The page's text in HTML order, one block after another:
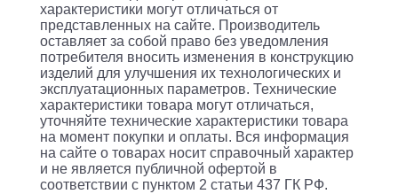
23
(200
визиток)
вклад.:100шт.
пластик
серебристый
характеристики могут отличаться от
представленных на сайте. Производитель
оставляет за собой право без уведомления
потребителя вносить изменения в конструкцию
изделий для улучшения их технологических и
эксплуатационных параметров. Технические
характеристики товара могут отличаться,
уточняйте технические характеристики товара
на момент покупки и оплаты. Вся информация
на сайте о товарах носит справочный характер
и не является публичной офертой в
соответствии с пунктом 2 статьи 437 ГК РФ.